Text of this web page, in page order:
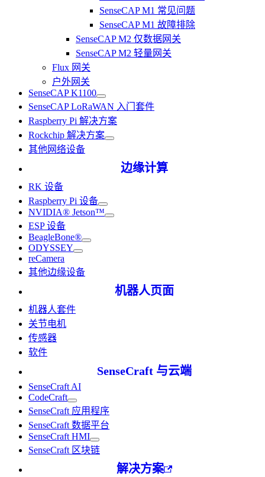
SenseCAP M1 常见问题
SenseCAP M1 故障排除
SenseCAP M2 仅数据网关
SenseCAP M2 轻量网关
Flux 网关
户外网关
SenseCAP K1100
SenseCAP LoRaWAN 入门套件
Raspberry Pi 解决方案
Rockchip 解决方案
其他网络设备
边缘计算
RK 设备
Raspberry Pi 设备
NVIDIA® Jetson™
ESP 设备
BeagleBone®
ODYSSEY
reCamera
其他边缘设备
机器人页面
机器人套件
关节电机
传感器
软件
SenseCraft 与云端
SenseCraft AI
CodeCraft
SenseCraft 应用程序
SenseCraft 数据平台
SenseCraft HMI
SenseCraft 区块链
解决方案